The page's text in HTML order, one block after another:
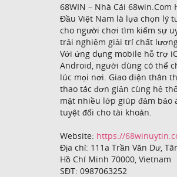
68WIN – Nhà Cái 68win.Com
Đầu Việt Nam là lựa chọn lý
cho người chơi tìm kiếm sự
trải nghiệm giải trí chất lượng
Với ứng dụng mobile hỗ trợ
Android, người dùng có thể
lúc mọi nơi. Giao diện thân
thao tác đơn giản cùng hệ
mật nhiều lớp giúp đảm bảo
tuyệt đối cho tài khoản.
Website: https://
Địa chỉ: 111a Trần Văn Dư,
Hồ Chí Minh 70000, Vietnam
SĐT: 0987063252